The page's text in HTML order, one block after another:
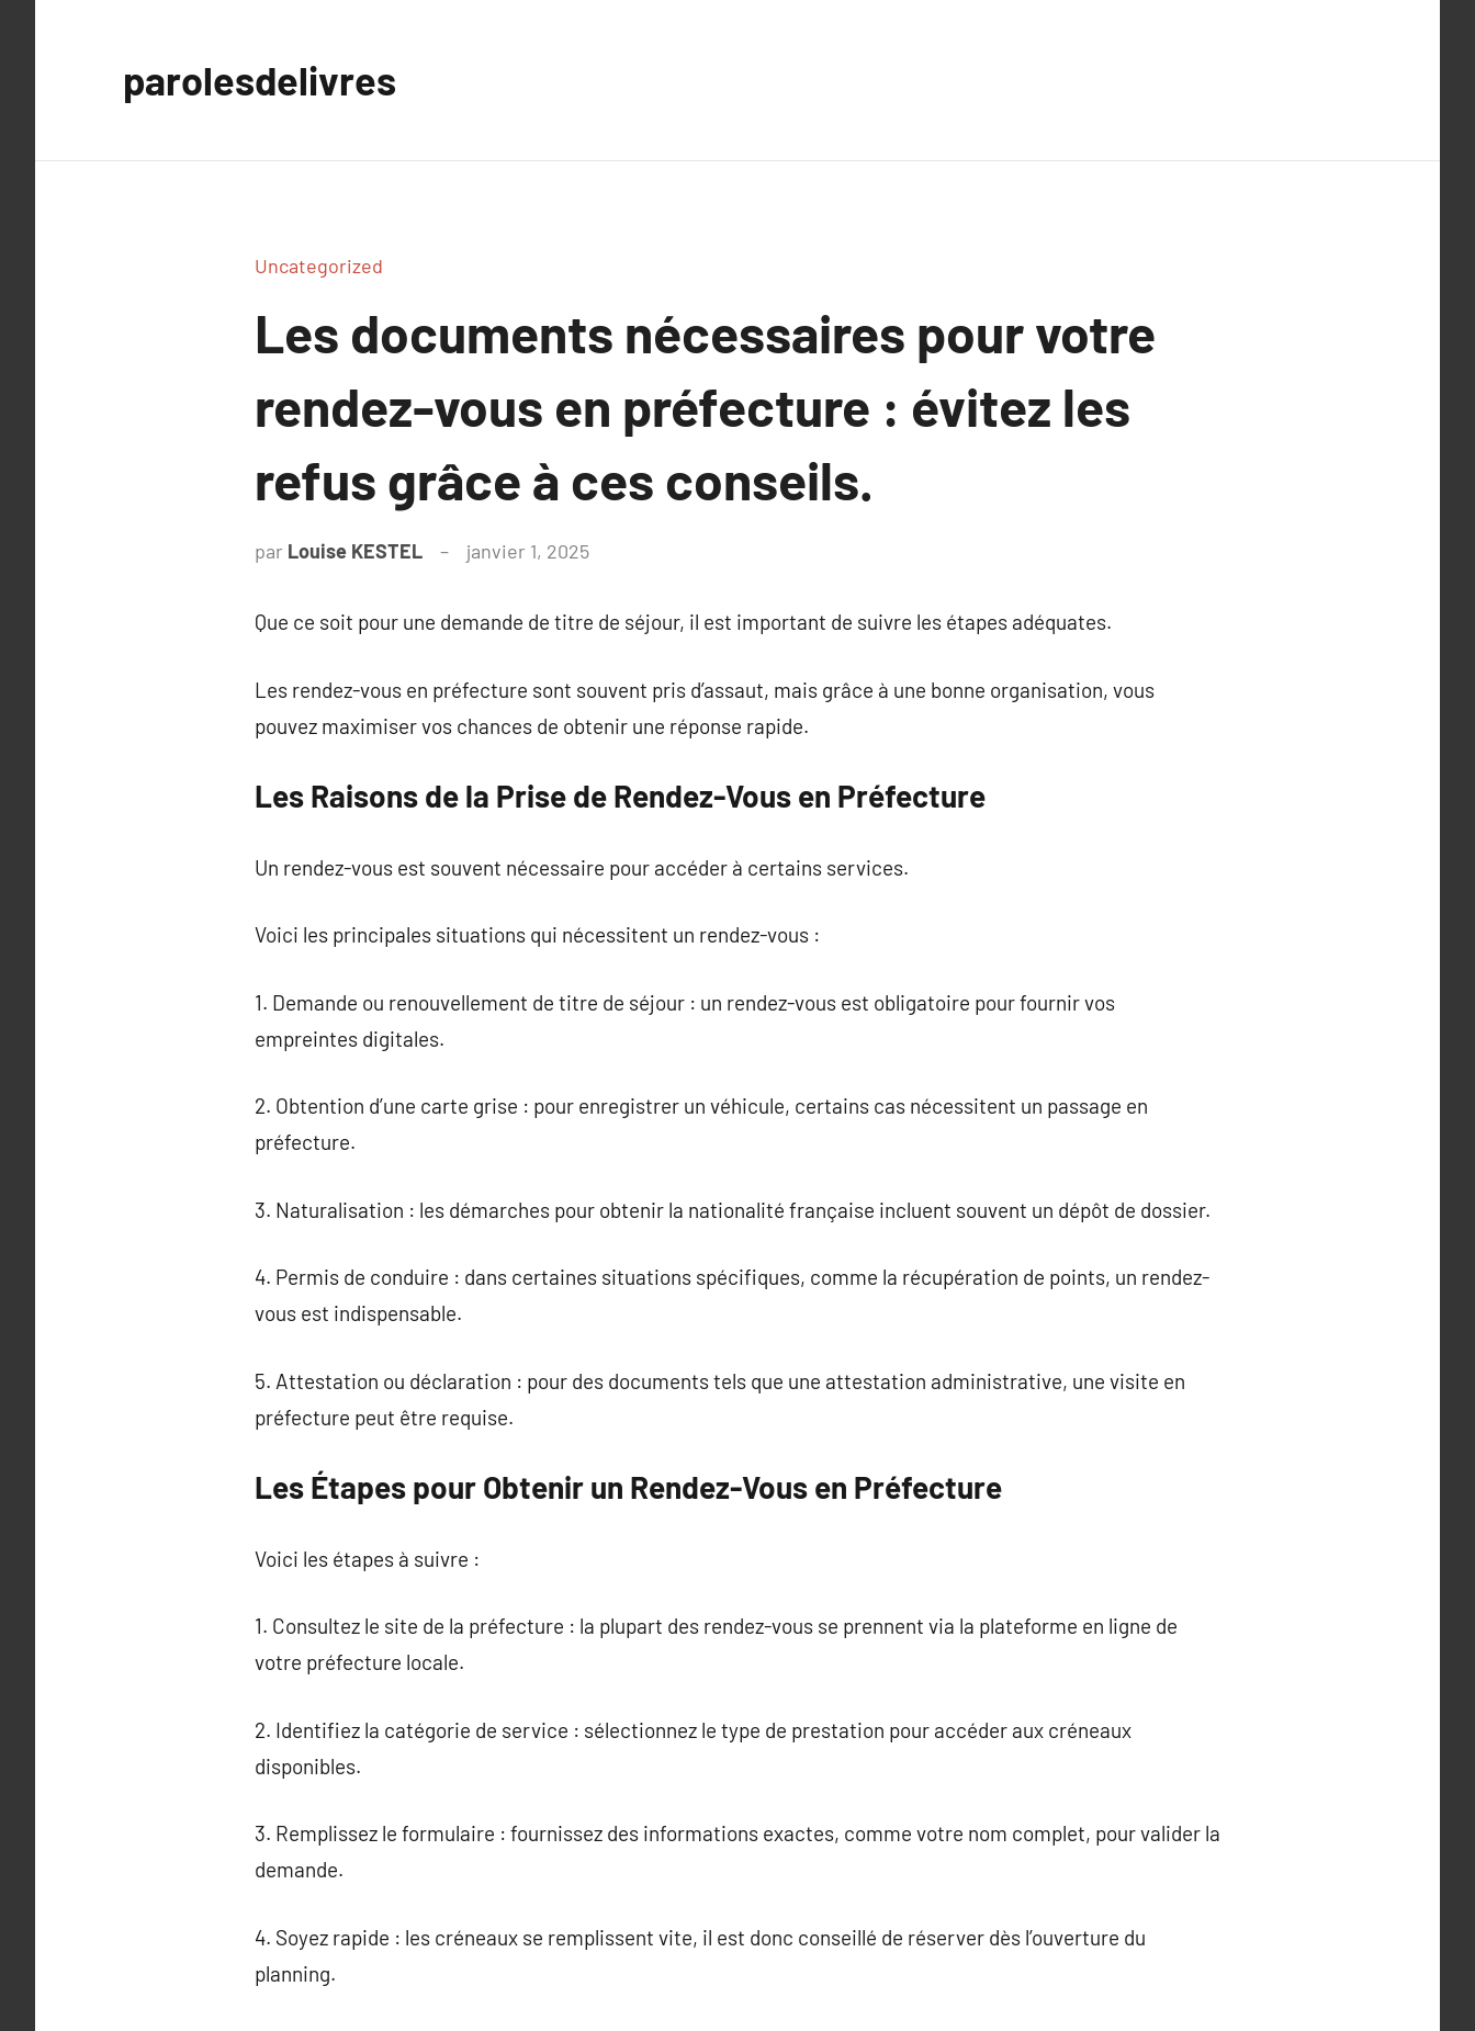
parolesdelivres
Uncategorized
Les documents nécessaires pour votre
rendez-vous en préfecture : évitez les
refus grâce à ces conseils.
par Louise KESTEL janvier 1, 2025
Que ce soit pour une demande de titre de séjour, il est important de suivre les étapes adéquates.
Les rendez-vous en préfecture sont souvent pris d’assaut, mais grâce à une bonne organisation, vous
pouvez maximiser vos chances de obtenir une réponse rapide.
Les Raisons de la Prise de Rendez-Vous en Préfecture
Un rendez-vous est souvent nécessaire pour accéder à certains services.
Voici les principales situations qui nécessitent un rendez-vous :
1. Demande ou renouvellement de titre de séjour : un rendez-vous est obligatoire pour fournir vos
empreintes digitales.
2. Obtention d’une carte grise : pour enregistrer un véhicule, certains cas nécessitent un passage en
préfecture.
3. Naturalisation : les démarches pour obtenir la nationalité française incluent souvent un dépôt de dossier.
4. Permis de conduire : dans certaines situations spécifiques, comme la récupération de points, un rendez-
vous est indispensable.
5. Attestation ou déclaration : pour des documents tels que une attestation administrative, une visite en
préfecture peut être requise.
Les Étapes pour Obtenir un Rendez-Vous en Préfecture
Voici les étapes à suivre :
1. Consultez le site de la préfecture : la plupart des rendez-vous se prennent via la plateforme en ligne de
votre préfecture locale.
2. Identifiez la catégorie de service : sélectionnez le type de prestation pour accéder aux créneaux
disponibles.
3. Remplissez le formulaire : fournissez des informations exactes, comme votre nom complet, pour valider la
demande.
4. Soyez rapide : les créneaux se remplissent vite, il est donc conseillé de réserver dès l’ouverture du
planning.